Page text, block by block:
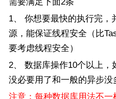
1、 你想要最快的执行完，
源，能保证线程安全（比
要考虑线程安全）
2、 数据库操作10个以上
没必要用了和一般的异步没
注意：每种数据库用法不一